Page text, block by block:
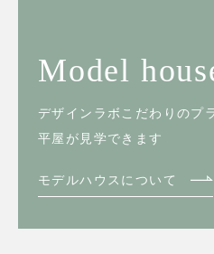
Model
デザインラボこだわりのプ
平屋が見学できます
モデルハウスについて